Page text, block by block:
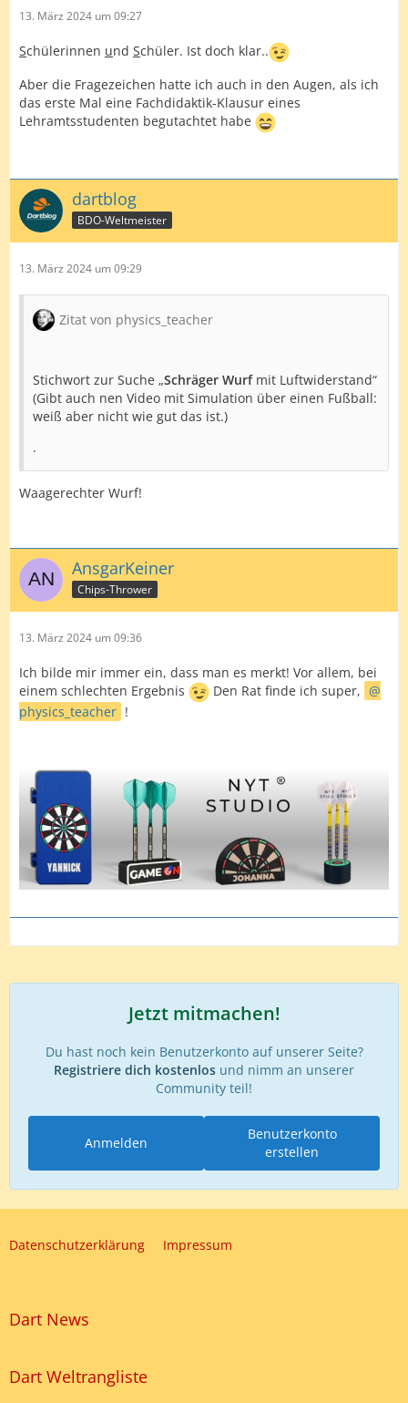
13. März 2024 um 09:27
Schülerinnen und Schüler. Ist doch klar..
Aber die Fragezeichen hatte ich auch in den Augen, als ich
das erste Mal eine Fachdidaktik-Klausur eines
Lehramtsstudenten begutachtet habe
dartblog
BDO-Weltmeister
13. März 2024 um 09:29
Zitat von physics_teacher
Stichwort zur Suche „Schräger Wurfmit Luftwiderstand“
(Gibt auch nen Video mit Simulation über einen Fußball:
weiß aber nicht wie gut das ist.)
.
Waagerechter Wurf!
AnsgarKeiner
Chips-Thrower
13. März 2024 um 09:36
Ich bilde mir immer ein, dass man es merkt! Vor allem, bei
einem schlechten Ergebnis
Den Rat finde ich super,
physics_teacher !
Jetzt mitmachen!
Du hast noch kein Benutzerkonto auf unserer Seite?
Registriere dich kostenlos und nimm an unserer
Community teil!
Benutzerkonto
erstellen
Anmelden
Datenschutzerklärung Impressum
Dart News
Dart Weltrangliste